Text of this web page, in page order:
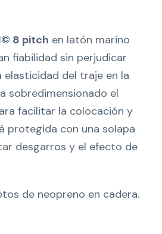
8 pitch en latón marino
fiabilidad sin perjudicar
elasticidad del traje en la
sobredimensionado el
facilitar la colocación y
protegida con una solapa
desgarros y el efecto de
de neopreno en cadera.